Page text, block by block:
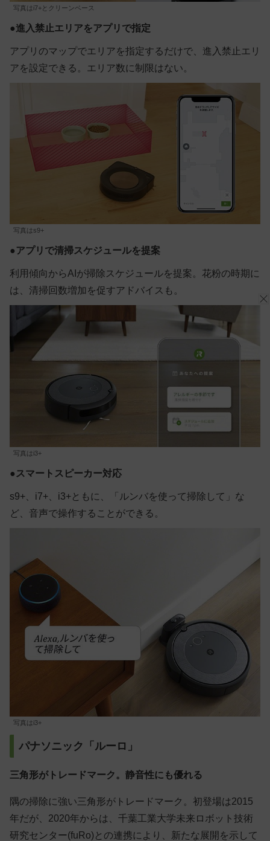
写真はi7+とクリーンベース
●進入禁止エリアをアプリで指定
アプリのマップでエリアを指定するだけで、進入禁止エリ
アを設定できる。エリア数に制限はない。
写真はs9+
●アプリで清掃スケジュールを提案
利用傾向からAIが掃除スケジュールを提案。花粉の時期に
は、清掃回数増加を促すアドバイスも。
写真はi3+
● スマートスピーカー対応
s9+、i7+、i3+ともに、「ルンバを使って掃除して」な
ど、音声で操作することができる。
写真はi3+
パナソニック「ルーロ」
三角形がトレードマーク。静音性にも優れる
隅の掃除に強い三角形がトレードマーク。初登場は2015
年だが、2020年からは、千葉工業大学未来ロボット技術
研究センター(fuRo)との連携により、新たな展開を示して